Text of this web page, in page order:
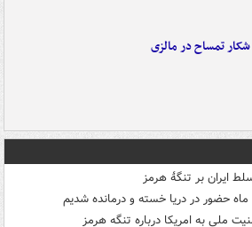
شکار تمساح در مالزی
ایران بر تنگۀ هرمز
ملی به امریکا درباره تنگه هرمز